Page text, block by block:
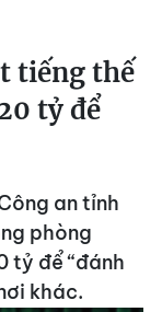
tiếng thế
tỷ để
an tỉnh
phòng
tỷ để “đánh
khác.